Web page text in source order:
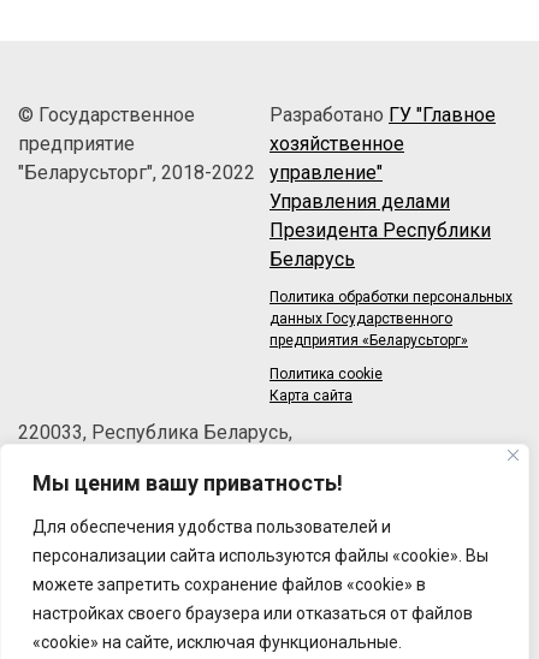
Мы ценим вашу приватность!
Для обеспечения удобства пользователей и
персонализации сайта используются файлы «cookie». Вы
можете запретить сохранение файлов «cookie» в
настройках своего браузера или отказаться от файлов
«cookie» на сайте, исключая функциональные.
© Государственное
предприятие
"Беларусьторг", 2018-2022
Разработано ГУ "Главное
хозяйственное
управление"
Управления делами
Президента Республики
Беларусь
Политика обработки персональных
данных Государственного
предприятия «Беларусьторг»
Политика cookie
Карта сайта
220033, Республика Беларусь,
Телефон: +375 (17) 215-63-33
Факс: +375 (17) 270-30-50
Email:brt@brt.by